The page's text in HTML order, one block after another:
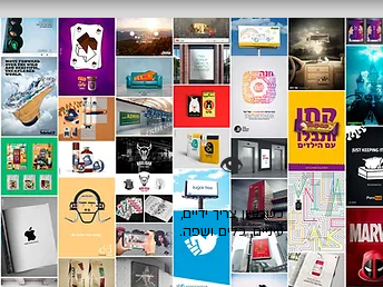
👁️
כשרעיון צריך ידיים,
עיניים, כלים ושפה.